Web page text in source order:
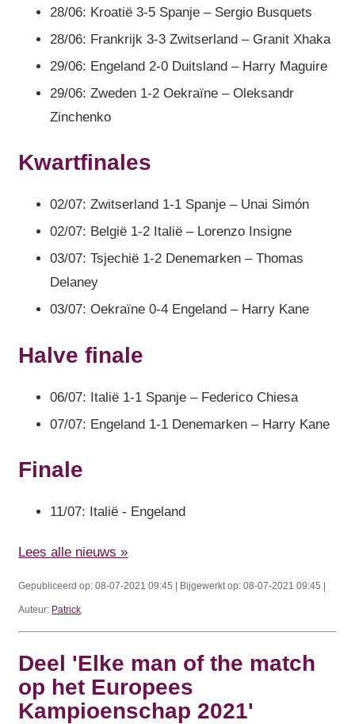
28/06: Kroatië 3-5 Spanje – Sergio Busquets
28/06: Frankrijk 3-3 Zwitserland – Granit Xhaka
29/06: Engeland 2-0 Duitsland – Harry Maguire
29/06: Zweden 1-2 Oekraïne – Oleksandr
Zinchenko
Kwartfinales
02/07: Zwitserland 1-1 Spanje – Unai Simón
02/07: België 1-2 Italië – Lorenzo Insigne
03/07: Tsjechië 1-2 Denemarken – Thomas
Delaney
03/07: Oekraïne 0-4 Engeland – Harry Kane
Halve finale
06/07: Italië 1-1 Spanje – Federico Chiesa
07/07: Engeland 1-1 Denemarken – Harry Kane
Finale
11/07: Italië - Engeland
Lees alle nieuws »
Gepubliceerd op: 08-07-2021 09:45 | Bijgewerkt op: 08-07-2021 09:45 |
Auteur: Patrick
Deel 'Elke man of the match
op het Europees
Kampioenschap 2021'